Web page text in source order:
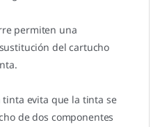
permiten una
del cartucho
tinta evita que la tinta se
de dos componentes